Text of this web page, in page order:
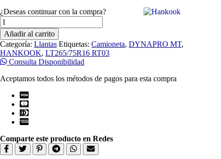
¿Deseas continuar con la compra?
Llantas
Hankook
LT265/75R16
RT03DYNAPRO
MT
123/120Q
cantidad
Añadir al carrito
Categoría: Llantas Etiquetas: Camioneta, DYNAPRO MT,
HANKOOK, LT265/75R16 RT03
Consulta Disponibilidad
Aceptamos todos los métodos de pagos para esta compra
Comparte este producto en Redes